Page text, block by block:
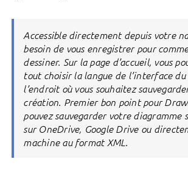
Accessible directement depuis votre
besoin de vous enregistrer pour
dessiner. Sur la page d’accueil, vous
tout choisir la langue de l’interface
l’endroit où vous souhaitez
création. Premier bon point pour
pouvez sauvegarder votre diagramme
sur OneDrive, Google Drive ou
machine au format XML.